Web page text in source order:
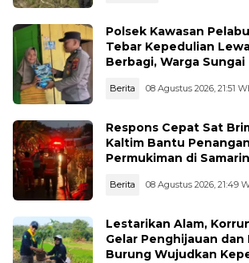
Polsek Kawasan
Tebar Kepedulian
Berbagi, Warga Sungai
Berita 08 Agustus 2026, 21:51
Respons Cepat Sat
Kaltim Bantu
Permukiman di
Berita 08 Agustus 2026, 21:49
Lestarikan Alam,
Gelar Penghijauan dan
Burung Wujudkan